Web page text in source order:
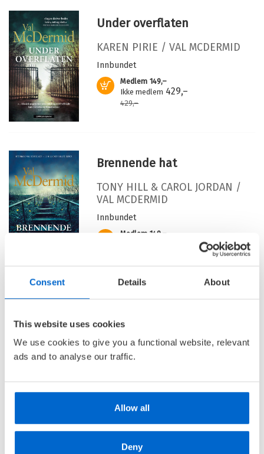
Consent Details About
This website uses cookies
We use cookies to give you a functional website, relevant
ads and to analyse our traffic.
Allow all
Deny
Originaltittel:
Past Lying
Oversatt av:
Fitzgerald, Line Gustad
Serie:
Serienummer:
Bak løgnen
Bokmål Nedlastbar lydbok
Bak løgnen
Bokmål Heftet
Under overflaten
KAREN PIRIE /VAL MCDERMID
Innbundet
Medlem 149,–
Ikke medlem 429,–
429,–
Kjøp
Brennende hat
TONY HILL & CAROL JORDAN /
VAL MCDERMID
Innbundet
Medlem 149,–
Kjøp
TONY HILL & CAROL JORDAN /
VAL MCDERMID
Innbundet
429,–
Kjøp
Barnas Egen Bokverden – 100% leselyst!